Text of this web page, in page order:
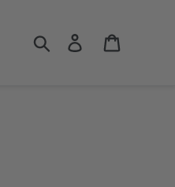
RechercherSe connecter